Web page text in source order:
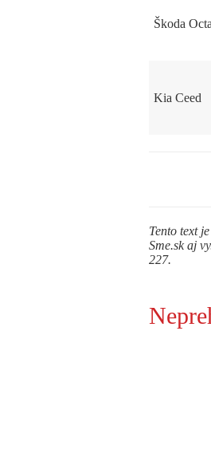
Škoda
Kia Ceed
Tento text
Sme.sk aj
227.